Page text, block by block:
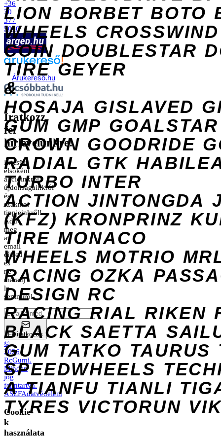
LION BORBET BOTO
WHEELS CROSSWIND
COIN DOUBLESTAR
TIRE GEYER
&
HOSAJA GISLAVED
GUM GMP GOALSTAR
CROWN GOODRIDE
RADIAL GTK
TURBO INTER
ACTION JINTONGDA
(KFZ) KRONPRINZ
TIRE MONACO
WHEELS MOTRIO
RACING OZKA
DESIGN RC
RACING RIAL RIKEN
BLACK SAETTA
GUM TATKO TAURUS
SPEEDWHEELS
A TIANFU TIANLI
TYRES VICTORUN
+36
30
377
5040
Árukereső.hu
Iratkozz
fel
hírlevelünkre!
Értesülj
elsőként
akcióinkról,
újdonságainkról
és
szakmai
tippjeinkről!
Add
meg
az
email
címed
és
ne
maradj
le
semmiről.
Feliratkozás
©
2026
RcGumi.
Minden
jog
fenntartva.
ÁSZFAdatvédelem
Cookie-
k
használata